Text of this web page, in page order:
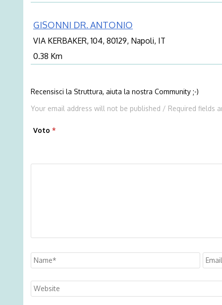
GISONNI DR. ANTONIO
VIA KERBAKER, 104, 80129, Napoli, IT
0.38 Km
Recensisci la Struttura, aiuta la nostra Community ;-)
Your email address will not be published / Required fields
Voto *